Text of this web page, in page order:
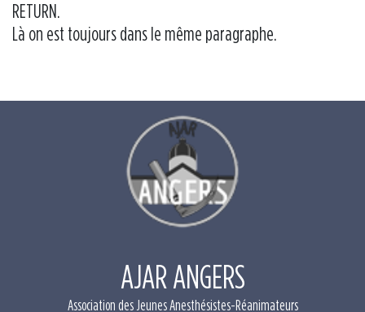
RETURN.
Là on est toujours dans le même paragraphe.
AJAR ANGERS
Association des Jeunes Anesthésistes-Réanimateurs